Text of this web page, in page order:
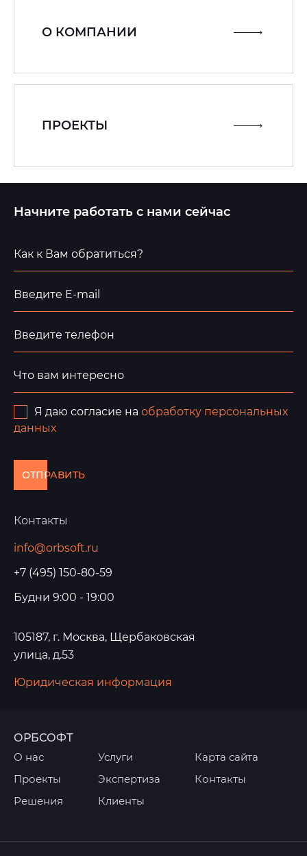
О КОМПАНИИ
ПРОЕКТЫ
Начните работать с нами сейчас
Я даю согласие на обработку персональных
данных
ОТПРАВИТЬ
Контакты
info@orbsoft.ru
+7 (495) 150-80-59
Будни 9:00 - 19:00
105187, г. Москва, Щербаковская
улица, д.53
Юридическая информация
О нас
Проекты
Решения
Услуги
Экспертиза
Клиенты
Карта сайта
Контакты
ОРБСОФТ